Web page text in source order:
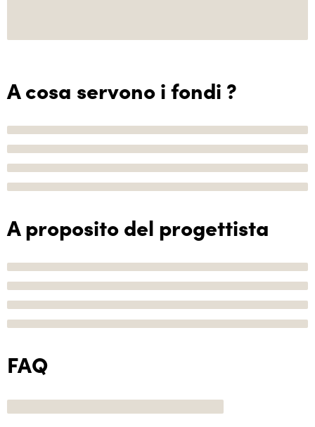
A cosa servono i fondi ?
A proposito del progettista
FAQ